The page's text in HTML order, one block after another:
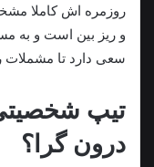
روزمره اش کاملا
و ریز بین است و به
سعی دارد تا مشملات
درون گرا؟